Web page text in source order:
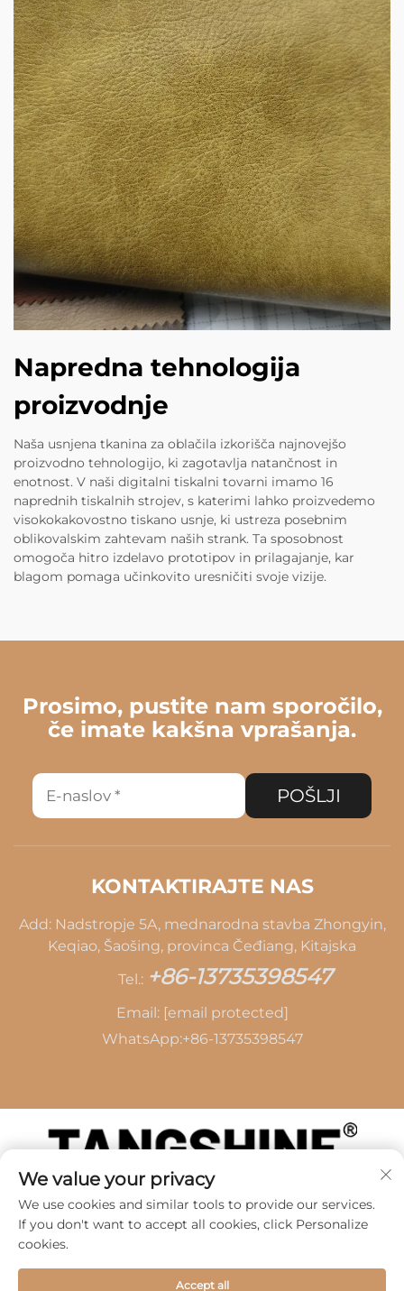
Napredna tehnologija
proizvodnje
Naša usnjena tkanina za oblačila izkorišča najnovejšo
proizvodno tehnologijo, ki zagotavlja natančnost in
enotnost. V naši digitalni tiskalni tovarni imamo 16
naprednih tiskalnih strojev, s katerimi lahko proizvedemo
visokokakovostno tiskano usnje, ki ustreza posebnim
oblikovalskim zahtevam naših strank. Ta sposobnost
omogoča hitro izdelavo prototipov in prilagajanje, kar
blagom pomaga učinkovito uresničiti svoje vizije.
Prosimo, pustite nam sporočilo,
če imate kakšna vprašanja.
POŠLJI
KONTAKTIRAJTE NAS
Add: Nadstropje 5A, mednarodna stavba Zhongyin,
Keqiao, Šaošing, provinca Čeđiang, Kitajska
Tel.: +86-13735398547
Email: [email protected]
WhatsApp:+86-13735398547
Avtorske pravice © 2026 SHAOXING TANG CAI
LEATHER CO., LTD - Politika zasebnosti
We value your privacy
We use cookies and similar tools to provide our services.
If you don't want to accept all cookies, click Personalize
cookies.
Accept all